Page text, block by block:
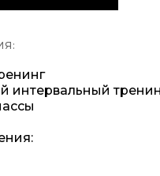
интервальный